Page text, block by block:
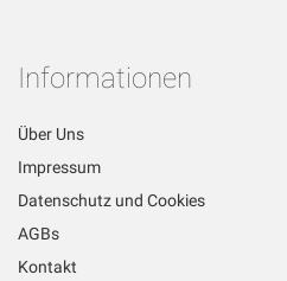
an:
Informationen
Über Uns
Impressum
Datenschutz und Cookies
AGBs
Kontakt